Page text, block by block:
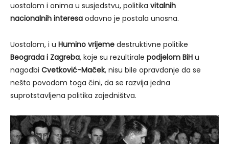
uostalom i onima u susjedstvu, politika vitalnih
nacionalnih interesa odavno je postala unosna.
Uostalom, i u Humino vrijeme destruktivne politike
Beograda i Zagreba, koje su rezultirale podjelom BiH u
nagodbi Cvetković-Maček, nisu bile opravdanje da se
nešto povodom toga čini, da se razvija jedna
suprotstavljena politika zajedništva.